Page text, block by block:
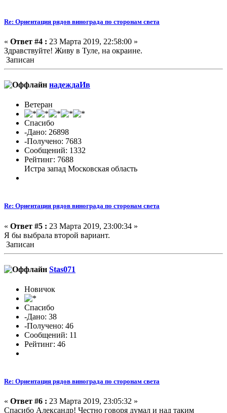
Re: Ориентация рядов винограда по сторонам света
« Ответ #4 : 23 Марта 2019, 22:58:00 »
Здравствуйте! Живу в Туле, на окраине.
Записан
надеждаИв
Ветеран
Спасибо
-Дано: 26898
-Получено: 7683
Сообщений: 1332
Рейтинг: 7688
Истра запад Московская область
Re: Ориентация рядов винограда по сторонам света
« Ответ #5 : 23 Марта 2019, 23:00:34 »
Я бы выбрала второй вариант.
Записан
Stas071
Новичок
Спасибо
-Дано: 38
-Получено: 46
Сообщений: 11
Рейтинг: 46
Re: Ориентация рядов винограда по сторонам света
« Ответ #6 : 23 Марта 2019, 23:05:32 »
Спасибо Александр! Честно говоря думал и над таким